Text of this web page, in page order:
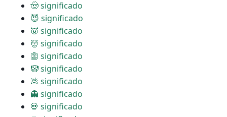
🤠 significado
😈 significado
👿 significado
👹 significado
👺 significado
🤡 significado
💩 significado
👻 significado
💀 significado